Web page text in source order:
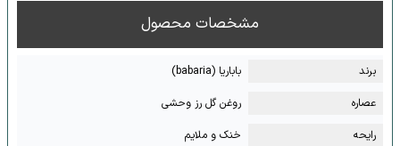
مشخصات محصول
برند
باباریا (babaria)
عصاره
روغن گل رز وحشی
رایحه
خنک و ملایم